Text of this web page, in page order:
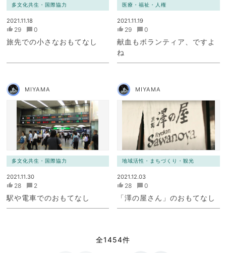
多文化共生・国際協力
2021.11.18
29 0
旅先での小さなおもてなし
医療・福祉・人権
2021.11.19
29 0
献血もボランティア、ですよ
ね
MIYAMA
多文化共生・国際協力
2021.11.30
28 2
駅や電車でのおもてなし
MIYAMA
地域活性・まちづくり・観光
2021.12.03
28 0
「澤の屋さん」のおもてなし
全1454件